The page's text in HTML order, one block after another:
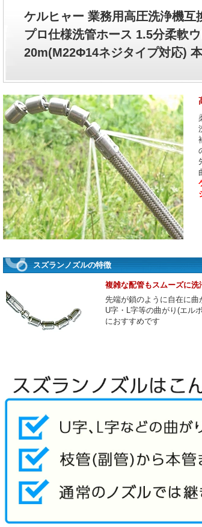
ケルヒャー 業務用高圧洗浄機互
プロ仕様洗管ホース 1.5分柔軟
20m(M22Φ14ネジタイプ対応)
スズランノズルの特徴
複雑な配管もスムーズに洗
先端が鎖のように自在に曲
U字・L字等の曲がり(エル
におすすめです